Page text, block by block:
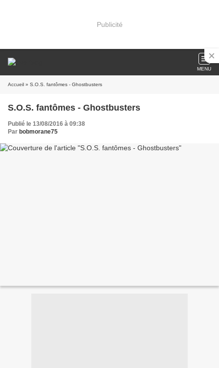
Publicité
MENU
Accueil » S.O.S. fantômes - Ghostbusters
S.O.S. fantômes - Ghostbusters
Publié le 13/08/2016 à 09:38
Par bobmorane75